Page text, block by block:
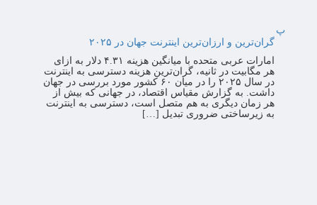
پ
گران‌ترین و ارزان‌ترین اینترنت جهان در ۲۰۲۵
امارات عربی متحده با میانگین هزینه ۴.۳۱ دلار به ازای
هر مگابیت در ثانیه، گران‌ترین هزینه دسترسی به اینترنت
در سال ۲۰۲۵ را در میان ۶۰ کشور مورد بررسی در جهان
داشت. به گزارش مقیاس اقتصاد، در جهانی که بیش از
هر زمان دیگری به هم متصل است، دسترسی به اینترنت
به زیرساختی ضروری تبدیل […]